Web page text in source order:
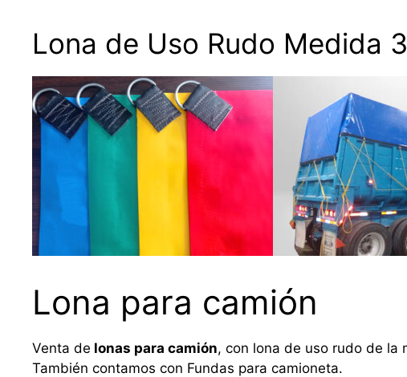
Lona de Uso Rudo Medida
Lona para camión
Venta de lonas para camión, con lona de uso rudo de la
También contamos con Fundas para camioneta.